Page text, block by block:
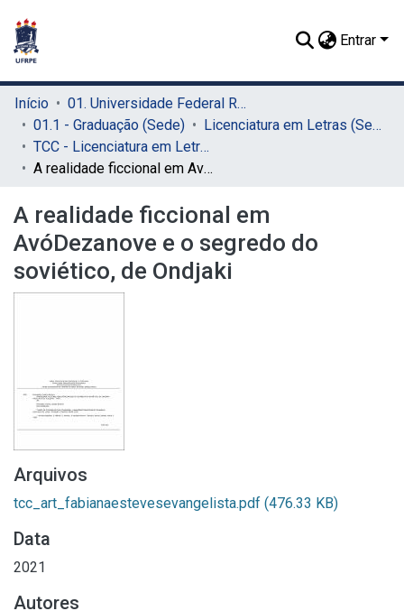
Entrar
Início
01. Universidade Federal Rural de Pernambuco - UFRPE (Sede)
01.1 - Graduação (Sede)
Licenciatura em Letras (Sede)
TCC - Licenciatura em Letras (Sede)
A realidade ficcional em AvóDezanove e o segredo do soviético, de Ondjaki
A realidade ficcional em
AvóDezanove e o segredo do
soviético, de Ondjaki
Arquivos
tcc_art_fabianaestevesevangelista.pdf (476.33 KB)
Data
2021
Autores